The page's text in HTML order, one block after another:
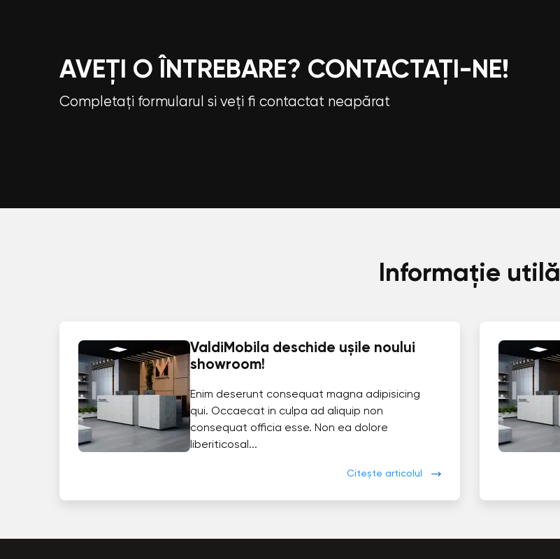
AVEȚI O ÎNTREBARE? CONTACTAȚI-NE!
Completați formularul si veți fi contactat neapărat
Informație utilă
ValdiMobila deschide ușile noului
showroom!
Enim deserunt consequat magna adipisicing
qui. Occaecat in culpa ad aliquip non
consequat officia esse. Non ea dolore
liberiticosal...
Citește articolul